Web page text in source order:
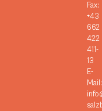
Fax:
+43
662
422
411-
13
E-
Mail: